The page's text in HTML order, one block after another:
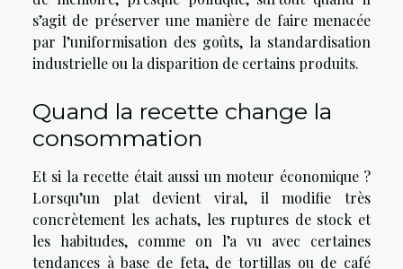
s’agit de préserver une manière de faire menacée
par l’uniformisation des goûts, la standardisation
industrielle ou la disparition de certains produits.
Quand la recette change la
consommation
Et si la recette était aussi un moteur économique ?
Lorsqu’un plat devient viral, il modifie très
concrètement les achats, les ruptures de stock et
les habitudes, comme on l’a vu avec certaines
tendances à base de feta, de tortillas ou de café